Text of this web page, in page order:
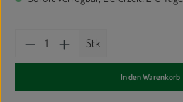
Produkt Anzahl: Gib den
Stk
In den Warenkorb